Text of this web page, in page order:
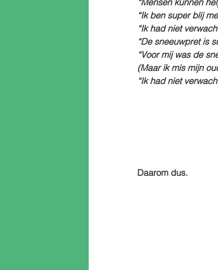
“Ik ben super blij
“Ik had niet
“De sneeuwpret is
“Voor mij was de
(Maar ik mis mijn
“Ik had niet
Daarom dus.